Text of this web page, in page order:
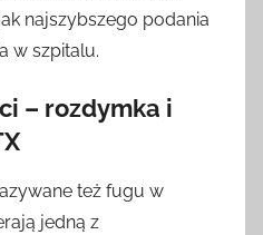
najszybszego podania
w szpitalu.
– rozdymka i
też fugu w
jedną z